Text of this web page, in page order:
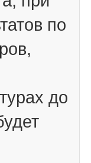
по
до